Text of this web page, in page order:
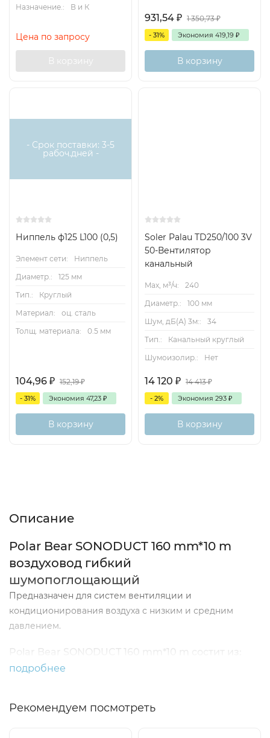
Назначение.: В и К
Цена по запросу
В корзину
931,54 ₽ 1 350,73₽
- 31% Экономия 419,19 ₽
В корзину
- Срок поставки: 3-5
рабоч.дней -
Ниппель ф125 L100 (0,5)
Элемент сети:
Ниппель
Диаметр.:
125 мм
Тип.:
Круглый
Материал:
оц. сталь
Толщ. материала:
0.5 мм
104,96 ₽ 152,19₽
- 31% Экономия 47,23 ₽
В корзину
Soler Palau TD250/100 3V
50-Вентилятор
канальный
Max, м³/ч:
240
Диаметр.:
100 мм
Шум, дБ(А) 3м::
34
Тип.:
Канальный круглый
Шумоизолир.:
Нет
14 120 ₽ 14 413₽
- 2% Экономия 293 ₽
В корзину
Описание
Polar Bear SONODUCT 160 mm*10 m
воздуховод гибкий
шумопоглощающий
Предназначен для систем вентиляции и
кондиционирования воздуха с низким и средним
давлением.
Polar Bear SONODUCT 160 mm*10 m состит из:
предотвращения диффузии теплоизоляции;
подробнее
Рекомендуем посмотреть